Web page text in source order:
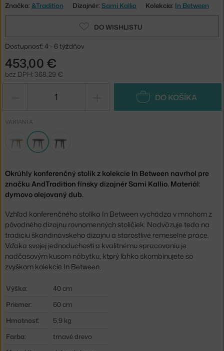
Značka: &Tradition Dizajnér: Sami Kallio Kolekcia: In Between
DO WISHLISTU
Dostupnosť: 4 - 6 týždňov
453,00 €
bez DPH: 368,29 €
DO KOŠÍKA
VARIANTA
Okrúhly konferenčný stolík z kolekcie In Between navrhol pre
značku AndTradition fínsky dizajnér Sami Kallio. Materiál:
dymovo olejovaný dub.
Vzhľad konferenčného stolíka In Between vychádza v mnohom z
pôvodného dizajnu rovnomenných stoličiek. Nadväzuje teda na
tradíciu škandinávskeho dizajnu a starostlivé remeselné práce.
Vďaka svojej jednoduchosti a kvalitnému spracovaniu je
nadčasovým kusom nábytku, ktorý ľahko skombinujete so
zvyškom kolekcie In Between.
Výška:
40 cm
Priemer:
60 cm
Hmotnosť:
5,9 kg
Farba:
tmavé drevo